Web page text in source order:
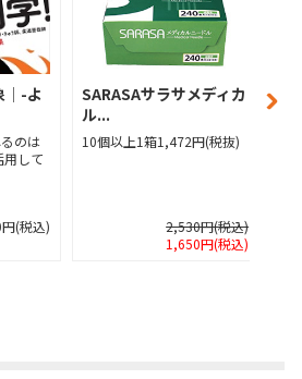
│-よ
のは
用して
(税込)
SARASAサラサメディカ
ル...
10個以上1箱1,472円(税抜)
2,530円(税込)
1,650円(税込)